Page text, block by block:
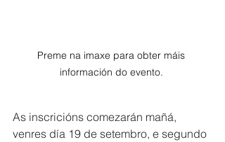
Preme na imaxe para obter máis
información do evento.
As inscricións comezarán mañá,
venres día 19 de setembro, e segundo